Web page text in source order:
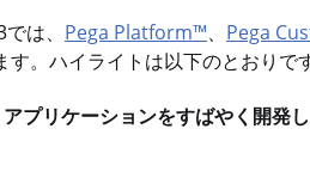
は、 Pega Platform™、 Pega
す。ハイライトは以下のとおりです
プリケーションをすばやく開発